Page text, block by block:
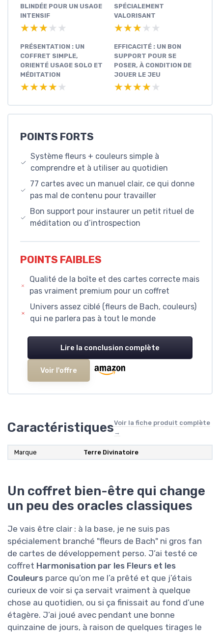
BLINDÉE POUR UN USAGE
INTENSIF
★★★★★
★★★★★
SPÉCIALEMENT
VALORISANT
★★★★★
★★★★★
PRÉSENTATION : UN
COFFRET SIMPLE,
ORIENTÉ USAGE SOLO ET
MÉDITATION
★★★★★
★★★★★
EFFICACITÉ : UN BON
SUPPORT POUR SE
POSER, À CONDITION DE
JOUER LE JEU
★★★★★
★★★★★
POINTS FORTS
Système fleurs + couleurs simple à
comprendre et à utiliser au quotidien
77 cartes avec un manuel clair, ce qui donne
pas mal de contenu pour travailler
Bon support pour instaurer un petit rituel de
méditation ou d’introspection
POINTS FAIBLES
Qualité de la boîte et des cartes correcte mais
pas vraiment premium pour un coffret
Univers assez ciblé (fleurs de Bach, couleurs)
qui ne parlera pas à tout le monde
Lire la conclusion complète
Voir l'offre
CaractéristiquesVoir la fiche produit complète
→
Marque Terre Divinatoire
Un coffret bien-être qui change
un peu des oracles classiques
Je vais être clair : à la base, je ne suis pas
spécialement branché "fleurs de Bach" ni gros fan
de cartes de développement perso. J’ai testé ce
coffret Harmonisation par les Fleurs et les
Couleurs parce qu’on me l’a prêté et que j’étais
curieux de voir si ça servait vraiment à quelque
chose au quotidien, ou si ça finissait au fond d’une
étagère. J’ai joué avec pendant une bonne
quinzaine de jours, à raison de quelques tirages le